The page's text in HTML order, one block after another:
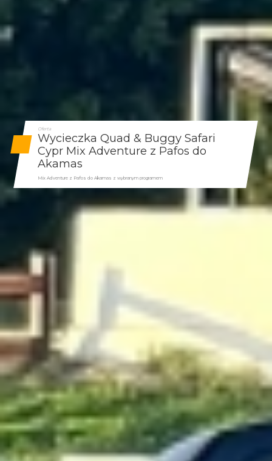
Oferta
Wycieczka Quad & Buggy Safari
Cypr Mix Adventure z Pafos do
Akamas
Mix Adventure z Pafos do Akamas z wybranym programem